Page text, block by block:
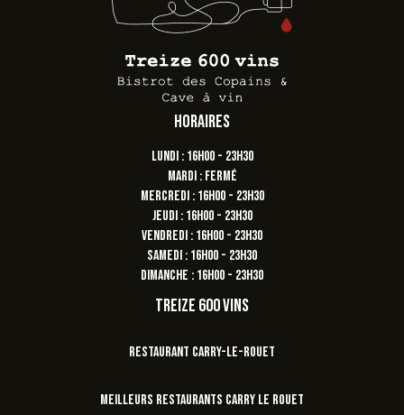
Horaires
Lundi : 16h00 - 23h30
Mardi : Fermé
Mercredi : 16h00 - 23h30
Jeudi : 16h00 - 23h30
Vendredi : 16h00 - 23h30
Samedi : 16h00 - 23h30
Dimanche : 16h00 - 23h30
Treize 600 Vins
Restaurant Carry-le-Rouet
meilleurs restaurants carry le rouet